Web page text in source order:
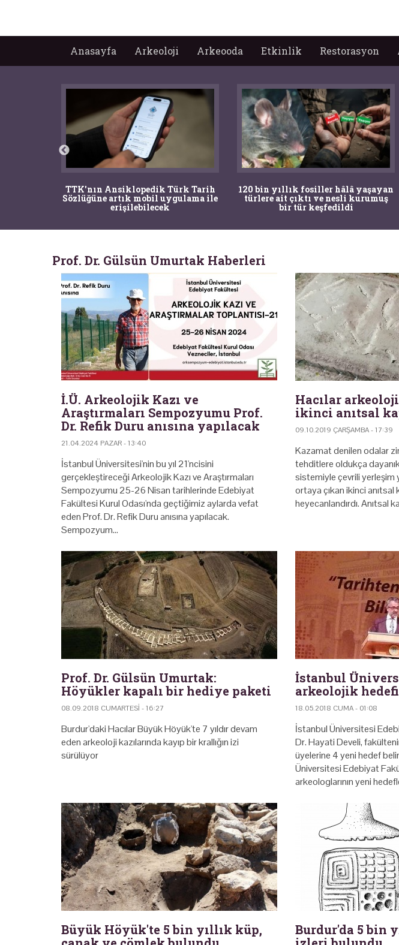
Anasayfa Arkeoloji Arkeooda Etkinlik Restorasyon
TTK'nın Ansiklopedik Türk Tarih
Sözlüğüne artık mobil uygulama ile
erişilebilecek
120 bin yıllık fosiller hâlâ yaşayan
türlere ait çıktı ve nesli kurumuş
bir tür keşfedildi
Prof. Dr. Gülsün Umurtak Haberleri
İ.Ü. Arkeolojik Kazı ve
Araştırmaları Sempozyumu Prof.
Dr. Refik Duru anısına yapılacak
21.04.2024 PAZAR - 13:40
İstanbul Üniversitesi'nin bu yıl 21'ncisini
gerçekleştireceği Arkeolojik Kazı ve Araştırmaları
Sempozyumu 25-26 Nisan tarihlerinde Edebiyat
Fakültesi Kurul Odası'nda geçtiğimiz aylarda vefat
eden Prof. Dr. Refik Duru anısına yapılacak.
Sempozyum…
Hacılar
ikinci anıtsal
09.10.2019 ÇARŞAMBA - 17:39
Kazamat denilen odalar
tehditlere oldukça
sistemiyle çevrili yerleşim
ortaya çıkan ikinci anıtsal
heyecanlandırdı. Anıtsal
Prof. Dr. Gülsün Umurtak:
Höyükler kapalı bir hediye paketi
08.09.2018 CUMARTESI - 16:27
Burdur'daki Hacılar Büyük Höyük'te 7 yıldır devam
eden arkeoloji kazılarında kayıp bir krallığın izi
sürülüyor
İstanbul
arkeolojik hedefi
18.05.2018 CUMA - 01:08
İstanbul Üniversitesi
Dr. Hayati Develi,
üyelerine 4 yeni hedef
Üniversitesi Edebiyat
arkeologlarının yeni
Büyük Höyük'te 5 bin yıllık küp,
Burdur'da 5 bin